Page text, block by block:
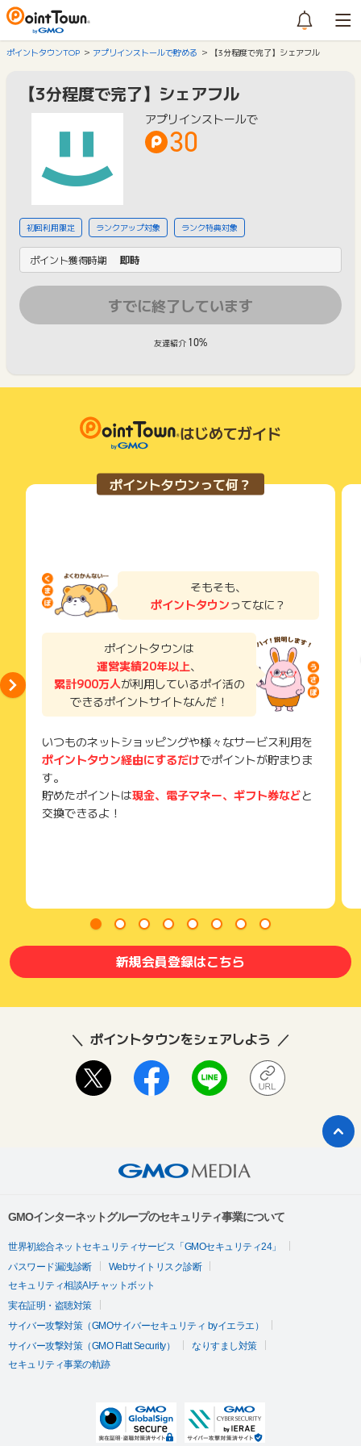
ポイントタウンTOP アプリインストールで貯める 【3分程度で完了】シェアフル
【3分程度で完了】シェアフル
アプリインストールで
30
初回利用限定 ランクアップ対象 ランク特典対象
ポイント獲得時期 即時
すでに終了しています
友達紹介 10%
はじめてガイド
ポイントタウンって何？
そもそも、
ポイントタウンってなに？
ポイントタウンは
運営実績20年以上、
累計900万人が利用しているポイ活の
できるポイントサイトなんだ！
いつものネットショッピングや様々なサービス利用を
ポイントタウン経由にするだけでポイントが貯まりま
す。
貯めたポイントは現金、電子マネー、ギフト券などと
交換できるよ！
新規会員登録はこちら
ポイントタウンをシェアしよう
GMOインターネットグループのセキュリティ事業について
世界初総合ネットセキュリティサービス「GMOセキュリティ24」
パスワード漏洩診断
Webサイトリスク診断
セキュリティ相談AIチャットボット
実在証明・盗聴対策
サイバー攻撃対策（GMOサイバーセキュリティ byイエラエ）
サイバー攻撃対策（GMO Flatt Security）
なりすまし対策
セキュリティ事業の軌跡